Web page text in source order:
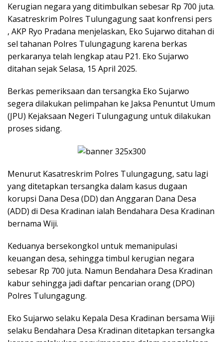
Kerugian negara yang ditimbulkan sebesar Rp 700 juta.
Kasatreskrim Polres Tulungagung saat konfrensi pers
, AKP Ryo Pradana menjelaskan, Eko Sujarwo ditahan di
sel tahanan Polres Tulungagung karena berkas
perkaranya telah lengkap atau P21. Eko Sujarwo
ditahan sejak Selasa, 15 April 2025.
Berkas pemeriksaan dan tersangka Eko Sujarwo
segera dilakukan pelimpahan ke Jaksa Penuntut Umum
(JPU) Kejaksaan Negeri Tulungagung untuk dilakukan
proses sidang.
Menurut Kasatreskrim Polres Tulungagung, satu lagi
yang ditetapkan tersangka dalam kasus dugaan
korupsi Dana Desa (DD) dan Anggaran Dana Desa
(ADD) di Desa Kradinan ialah Bendahara Desa Kradinan
bernama Wiji.
Keduanya bersekongkol untuk memanipulasi
keuangan desa, sehingga timbul kerugian negara
sebesar Rp 700 juta. Namun Bendahara Desa Kradinan
kabur sehingga jadi daftar pencarian orang (DPO)
Polres Tulungagung.
Eko Sujarwo selaku Kepala Desa Kradinan bersama Wiji
selaku Bendahara Desa Kradinan ditetapkan tersangka